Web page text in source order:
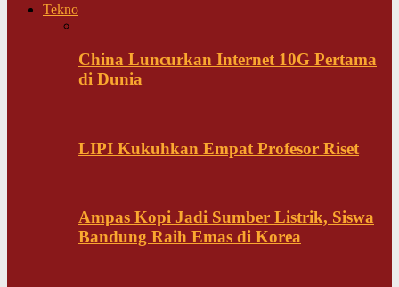
Tekno
China Luncurkan Internet 10G Pertama
di Dunia
LIPI Kukuhkan Empat Profesor Riset
Ampas Kopi Jadi Sumber Listrik, Siswa
Bandung Raih Emas di Korea